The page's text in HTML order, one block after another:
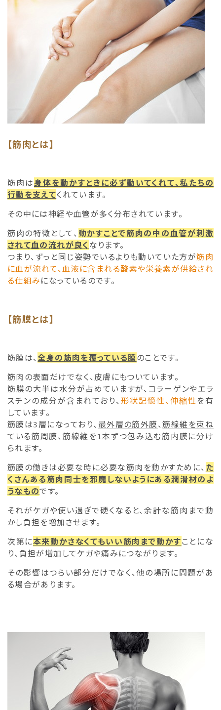
【筋肉とは】
筋肉は身体を動かすときに必ず動いてくれて、私たちの
行動を支えてくれています。
その中には神経や血管が多く分布されています。
筋肉の特徴として、 動かすことで筋肉の中の血管が刺激
されて血の流れが良く なります。
つまり、ずっと同じ姿勢でいるよりも動いていた方が筋肉
に血が流れて、血液に含まれる酸素や栄養素が供給され
る仕組みになっているのです。
【筋膜とは】
筋膜は、全身の筋肉を覆っている膜のことです。
筋肉の表面だけでなく、皮膚にもついています。
筋膜の大半は水分が占めていますが、コラーゲンやエラ
スチンの成分が含まれており、形状記憶性、伸縮性 を有
しています。
筋膜は3層になっており、 最外層の筋外膜、筋線維を束ね
ている筋周膜、 筋線維を1本ずつ包み込む筋内膜に分け
られます。
筋膜の働きは必要な時に必要な筋肉を動かすために、 た
くさんある筋肉同士を邪魔しないようにある潤滑材のよ
うなものです。
それがケガや使い過ぎで硬くなると、余計な筋肉まで動
かし負担を増加させます。
次第に本来動かさなくてもいい筋肉まで動かすことにな
り、負担が増加してケガや痛みにつながります。
その影響はつらい部分だけでなく、他の場所に問題があ
る場合があります。